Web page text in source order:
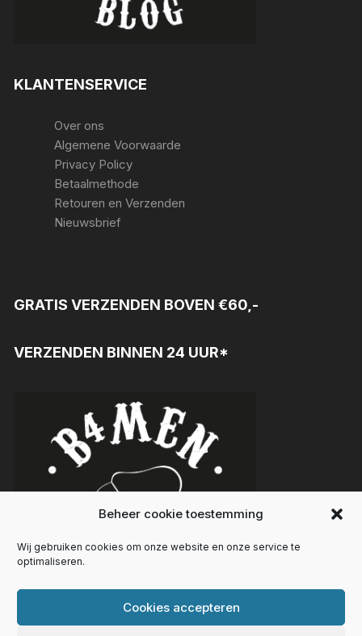
Beheer cookie toestemming
Wij gebruiken cookies om onze website en onze service te
optimaliseren.
Cookies accepteren
KLANTENSERVICE
Over ons
Algemene Voorwaarde
Privacy Policy
Betaalmethode
Retouren en Verzenden
Nieuwsbrief
GRATIS VERZENDEN BOVEN €60,-
VERZENDEN BINNEN 24 UUR*